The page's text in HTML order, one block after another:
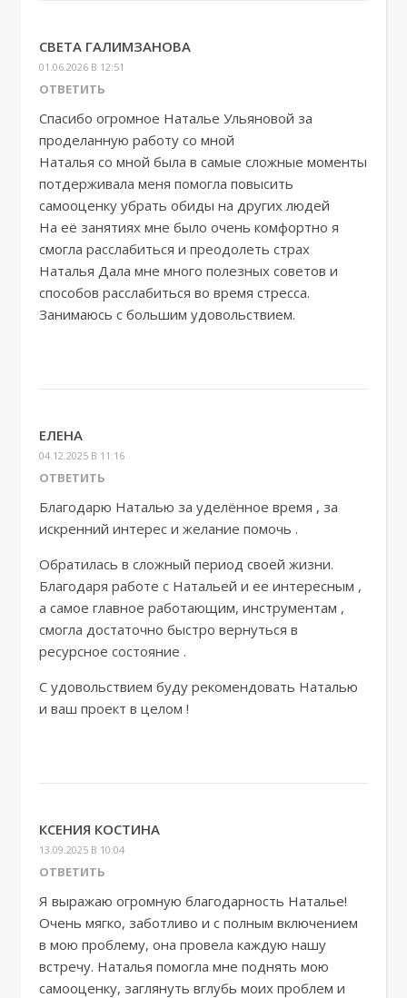
СВЕТА ГАЛИМЗАНОВА
01.06.2026 В 12:51
ОТВЕТИТЬ
Спасибо огромное Наталье Ульяновой за
проделанную работу со мной
Наталья со мной была в самые сложные моменты
потдерживала меня помогла повысить
самооценку убрать обиды на других людей
На её занятиях мне было очень комфортно я
смогла расслабиться и преодолеть страх
Наталья Дала мне много полезных советов и
способов расслабиться во время стресса.
Занимаюсь с большим удовольствием.
ЕЛЕНА
04.12.2025 В 11:16
ОТВЕТИТЬ
Благодарю Наталью за уделённое время , за
искренний интерес и желание помочь .
Обратилась в сложный период своей жизни.
Благодаря работе с Натальей и ее интересным ,
а самое главное работающим, инструментам ,
смогла достаточно быстро вернуться в
ресурсное состояние .
С удовольствием буду рекомендовать Наталью
и ваш проект в целом !
КСЕНИЯ КОСТИНА
13.09.2025 В 10:04
ОТВЕТИТЬ
Я выражаю огромную благодарность Наталье!
Очень мягко, заботливо и с полным включением
в мою проблему, она провела каждую нашу
встречу. Наталья помогла мне поднять мою
самооценку, заглянуть вглубь моих проблем и